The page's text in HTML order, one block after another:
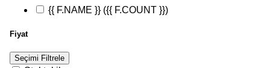
{{ F.NAME }} ({{ F.COUNT }})
Fiyat
Seçimi Filtrele